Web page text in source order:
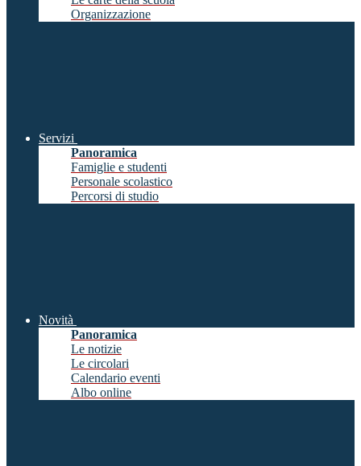
Organizzazione
Servizi
Panoramica
Famiglie e studenti
Personale scolastico
Percorsi di studio
Novità
Panoramica
Le notizie
Le circolari
Calendario eventi
Albo online